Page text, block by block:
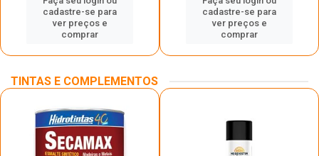
cadastre-se para
ver preços e
comprar
cadastre-se para
ver preços e
comprar
TINTAS E COMPLEMENTOS